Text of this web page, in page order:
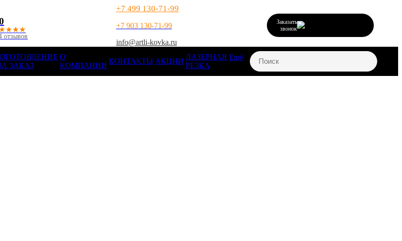
★★★
отзывов
+7 499 130-71-99
+7 903 130-71-99
info@artli-kovka.ru
Заказать
звонок
ЗАКАЗ
О
КОМПАНИИ
КОНТАКТЫ АКЦИИ
ЛАЗЕРНАЯ
РЕЗКА
Ещё